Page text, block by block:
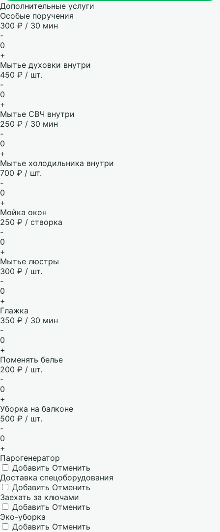
Дополнительные услуги
Особые поручения
300 ₽ / 30 мин
-
0
+
Мытье духовки внутри
450 ₽ / шт.
-
0
+
Мытье СВЧ внутри
250 ₽ / 30 мин
-
0
+
Мытье холодильника внутри
700 ₽ / шт.
-
0
+
Мойка окон
250 ₽ / створка
-
0
+
Мытье люстры
300 ₽ / шт.
-
0
+
Глажка
350 ₽ / 30 мин
-
0
+
Поменять белье
200 ₽ / шт.
-
0
+
Уборка на балконе
500 ₽ / шт.
-
0
+
Парогенератор
Добавить Отменить
Доставка спецоборудования
Добавить Отменить
Заехать за ключами
Добавить Отменить
Эко-уборка
Добавить Отменить